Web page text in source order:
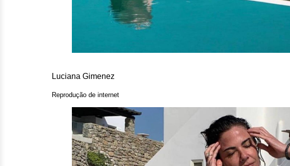
Luciana Gimenez
Reprodução de internet